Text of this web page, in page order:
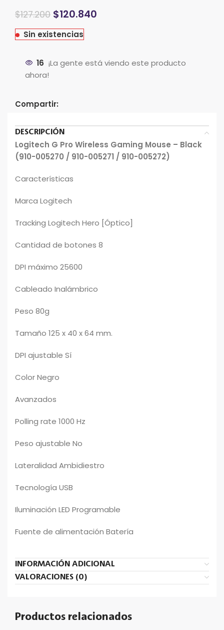
El
original
$127.200El
actual
$120.840
Sin existencias
16 ¡La gente está viendo este producto
ahora!
Compartir:
DESCRIPCIÓN
Logitech G Pro Wireless Gaming Mouse – Black
(910-005270 / 910-005271 / 910-005272)
Características
Marca Logitech
Tracking Logitech Hero [Óptico]
Cantidad de botones 8
DPI máximo 25600
Cableado Inalámbrico
Peso 80g
Tamaño 125 x 40 x 64 mm.
DPI ajustable Sí
Color Negro
Avanzados
Polling rate 1000 Hz
Peso ajustable No
Lateralidad Ambidiestro
Tecnología USB
Iluminación LED Programable
Fuente de alimentación Batería
INFORMACIÓN ADICIONAL
VALORACIONES (0)
Productos relacionados